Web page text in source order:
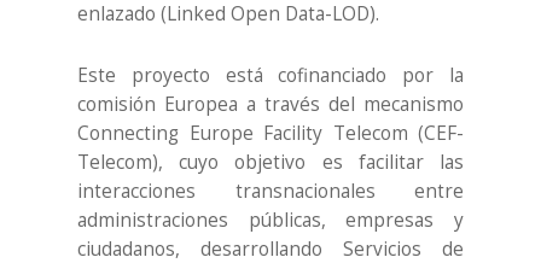
enlazado (Linked Open Data-LOD).
Este proyecto está cofinanciado por la
comisión Europea a través del mecanismo
Connecting Europe Facility Telecom (CEF-
Telecom), cuyo objetivo es facilitar las
interacciones transnacionales entre
administraciones públicas, empresas y
ciudadanos, desarrollando Servicios de